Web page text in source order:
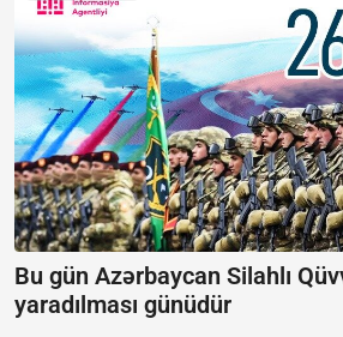
Bu gün Azərbaycan Silahlı
yaradılması günüdür